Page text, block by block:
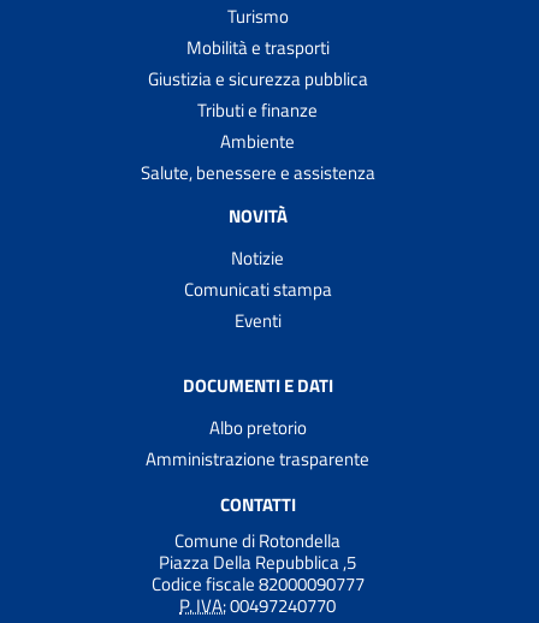
Turismo
Mobilità e trasporti
Giustizia e sicurezza pubblica
Tributi e finanze
Ambiente
Salute, benessere e assistenza
NOVITÀ
Notizie
Comunicati stampa
Eventi
DOCUMENTI E DATI
Albo pretorio
Amministrazione trasparente
CONTATTI
Comune di Rotondella
Piazza Della Repubblica ,5
Codice fiscale 82000090777
P. IVA:00497240770